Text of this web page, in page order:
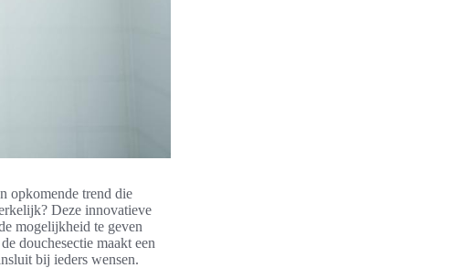
opkomende trend die
Deze innovatieve
mogelijkheid te geven
douchesectie maakt een
bij ieders wensen.